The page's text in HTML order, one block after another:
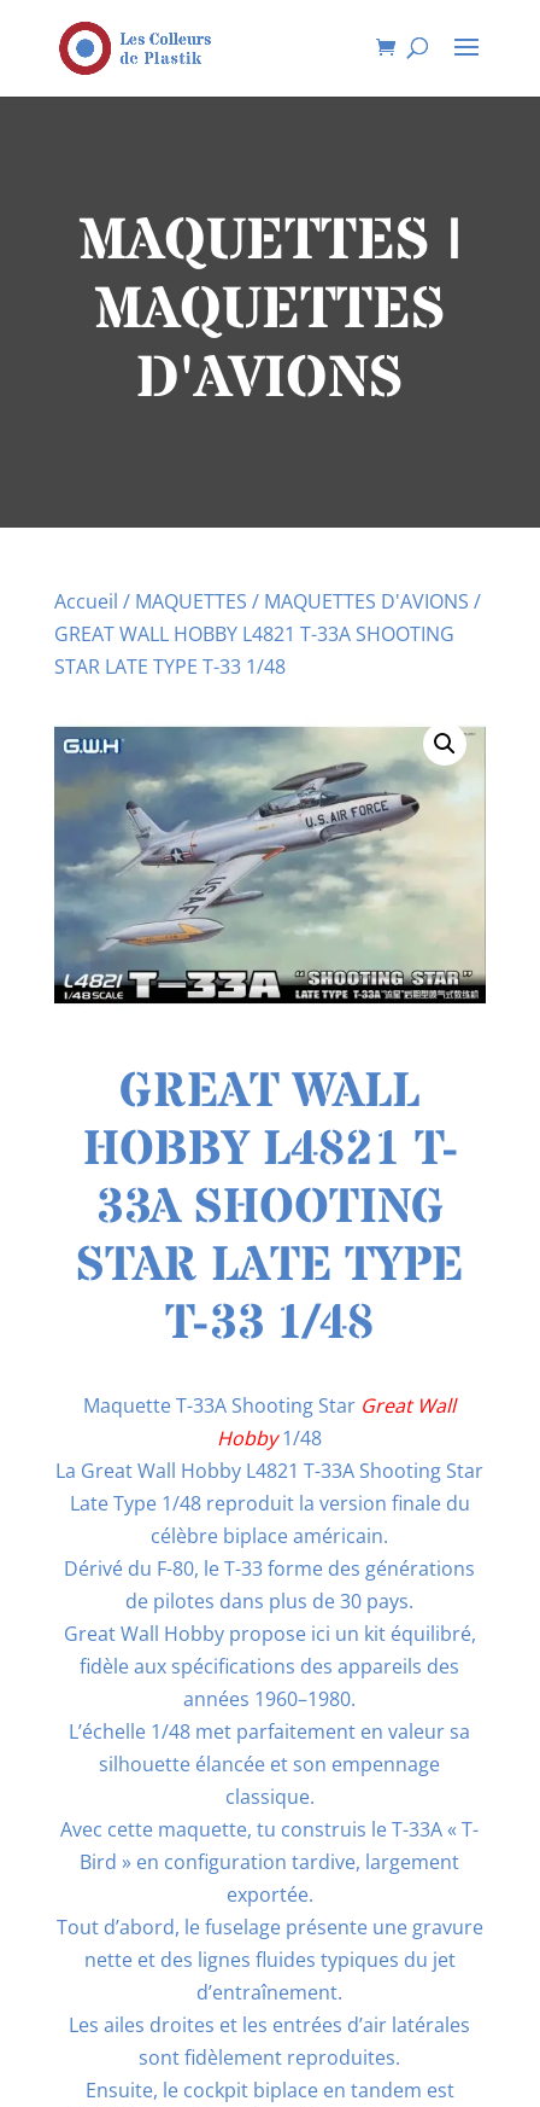
MAQUETTES |
MAQUETTES
D'AVIONS
Accueil / MAQUETTES / MAQUETTES D'AVIONS /
GREAT WALL HOBBY L4821 T-33A SHOOTING
STAR LATE TYPE T-33 1/48
GREAT WALL
HOBBY L4821 T-
33A SHOOTING
STAR LATE TYPE
T-33 1/48
Maquette T-33A Shooting Star Great Wall
Hobby1/48
La Great Wall Hobby L4821 T-33A Shooting Star
Late Type 1/48 reproduit la version finale du
célèbre biplace américain.
Dérivé du F-80, le T-33 forme des générations
de pilotes dans plus de 30 pays.
Great Wall Hobby propose ici un kit équilibré,
fidèle aux spécifications des appareils des
années 1960–1980.
L’échelle 1/48 met parfaitement en valeur sa
silhouette élancée et son empennage
classique.
Avec cette maquette, tu construis le T-33A « T-
Bird » en configuration tardive, largement
exportée.
Tout d’abord, le fuselage présente une gravure
nette et des lignes fluides typiques du jet
d’entraînement.
Les ailes droites et les entrées d’air latérales
sont fidèlement reproduites.
Ensuite, le cockpit biplace en tandem est